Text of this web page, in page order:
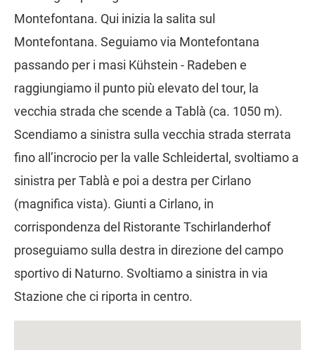
Montefontana. Qui inizia la salita sul
Montefontana. Seguiamo via Montefontana
passando per i masi Kühstein - Radeben e
raggiungiamo il punto più elevato del tour, la
vecchia strada che scende a Tablà (ca. 1050 m).
Scendiamo a sinistra sulla vecchia strada sterrata
fino all’incrocio per la valle Schleidertal, svoltiamo a
sinistra per Tablà e poi a destra per Cirlano
(magnifica vista). Giunti a Cirlano, in
corrispondenza del Ristorante Tschirlanderhof
proseguiamo sulla destra in direzione del campo
sportivo di Naturno. Svoltiamo a sinistra in via
Stazione che ci riporta in centro.